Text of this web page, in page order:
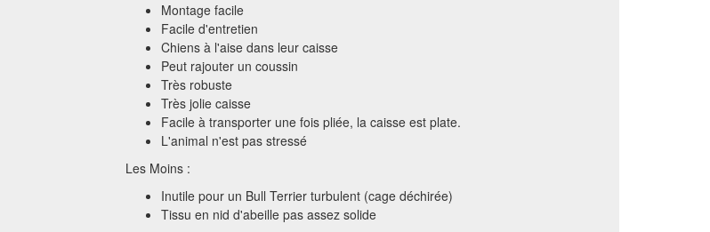
Montage facile
Facile d'entretien
Chiens à l'aise dans leur caisse
Peut rajouter un coussin
Très robuste
Très jolie caisse
Facile à transporter une fois pliée, la caisse est plate.
L'animal n'est pas stressé
Les Moins :
Inutile pour un Bull Terrier turbulent (cage déchirée)
Tissu en nid d'abeille pas assez solide